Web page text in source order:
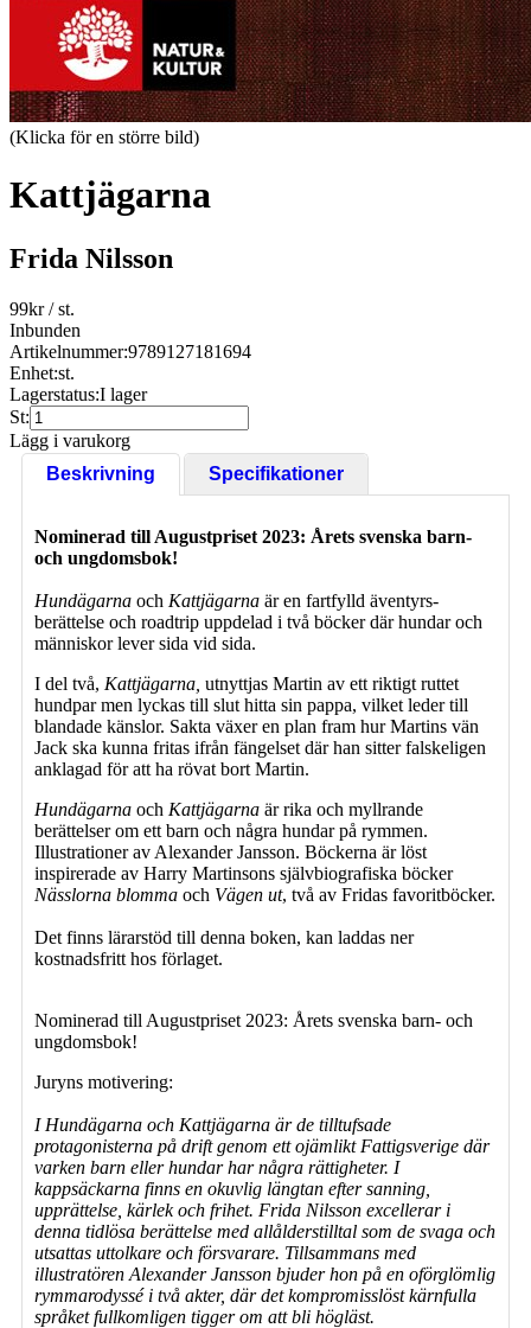
(Klicka för en större bild)
Kattjägarna
Frida Nilsson
99kr/ st.
Inbunden
Artikelnummer:9789127181694
Enhet:st.
Lagerstatus:I lager
St:
Lägg i varukorg
Beskrivning
Specifikationer
Nominerad till Augustpriset 2023: Årets svenska barn-
och ungdomsbok!
Hundägarna och Kattjägarna är en fartfylld äventyrs-
berättelse och roadtrip uppdelad i två böcker där hundar och
människor lever sida vid sida.
I del två, Kattjägarna, utnyttjas Martin av ett riktigt ruttet
hundpar men lyckas till slut hitta sin pappa, vilket leder till
blandade känslor. Sakta växer en plan fram hur Martins vän
Jack ska kunna fritas ifrån fängelset där han sitter falskeligen
anklagad för att ha rövat bort Martin.
Hundägarna och Kattjägarna är rika och myllrande
berättelser om ett barn och några hundar på rymmen.
Illustrationer av Alexander Jansson. Böckerna är löst
inspirerade av Harry Martinsons självbiografiska böcker
Nässlorna blomma och Vägen ut, två av Fridas favoritböcker.
Det finns lärarstöd till denna boken, kan laddas ner
kostnadsfritt hos förlaget.
Nominerad till Augustpriset 2023: Årets svenska barn- och
ungdomsbok!
Juryns motivering:
I Hundägarna och Kattjägarna är de tilltufsade
protagonisterna på drift genom ett ojämlikt Fattigsverige där
varken barn eller hundar har några rättigheter. I
kappsäckarna finns en okuvlig längtan efter sanning,
upprättelse, kärlek och frihet. Frida Nilsson excellerar i
denna tidlösa berättelse med allålderstilltal som de svaga och
utsattas uttolkare och försvarare. Tillsammans med
illustratören Alexander Jansson bjuder hon på en oförglömlig
rymmarodyssé i två akter, där det kompromisslöst kärnfulla
språket fullkomligen tigger om att bli högläst.